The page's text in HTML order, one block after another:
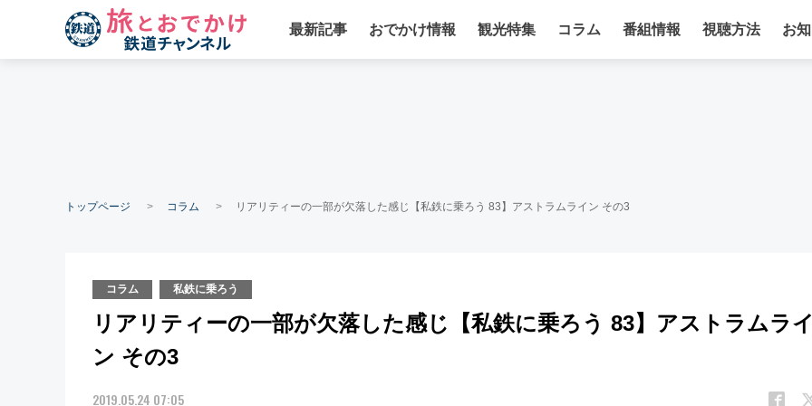
最新記事 おでかけ情報 観光特集 コラム 番組情報 視聴方法 お
トップページ コラム リアリティーの一部が欠落した感じ【私鉄に乗ろう 83】アストラムライン その3
コラム 私鉄に乗ろう
リアリティーの一部が欠落した感じ【私鉄に乗ろう 83】アストラムラ
ン その3
2019.05.24 07:05